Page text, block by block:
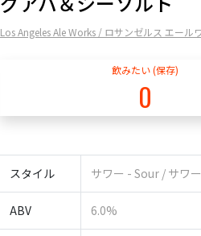
Los Angeles Ale Works / ロサンゼルス エール
飲みたい (保存)
0
スタイル サワー - Sour / サワー
ABV 6.0%